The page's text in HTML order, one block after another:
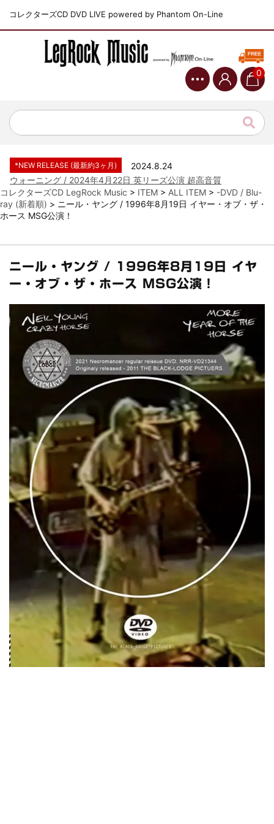
コレクターズCD DVD LIVE powered by Phantom On-Line
0
ジャーニー / 1979年5月8+9日 コロラド州 2公演 SBD 完全収録！
2024.11.9
NGHFB / 2024年7月28日 フジロック’24公演 超高音質AI-SBD！
*NEW RELEASE (最新約3ヶ月) 2024.8.24
IEM+Aud！
*NEW RELEASE (最新約3ヶ月)
2024.6.24
ビリー・ジョエル / 2024年3月24日 100Aniv. 米M.S.G公演 完全
収録！
*NEW RELEASE (最新約3ヶ月)
全収録！
*NEW RELEASE (最新約3ヶ月)
2024.6.24
スコーピオンズ / 2024年6月15日 リスボン公演 FHD 完全収録！
*NEW RELEASE (最新約3ヶ月)
マネスキン / 2024年6月9日 ドイツ ROCK AM RING 公演 FHD 完
全収録！
*NEW RELEASE (最新約3ヶ月)
リアム・ギャラガー / 2024年6月1日 英国シェフィールド公演 完
全収録！
*NEW RELEASE (最新約3ヶ月)
2024.6.9
メガデス / 2023年8月4日 ドイツ W.O.A. 公演 FHD 完全収録！
*NEW RELEASE (最新約3ヶ月)
2024.6.9
ユーライア・ヒープ / 2023年8月3日 ドイツ W.O.A. 公演 FHD 完
全収録！
*NEW RELEASE (最新約3ヶ月)
2024.6.9
ジャーニー / 1979年5月8+9日 コロラド州 2公演 SBD 完全収録！
*NEW RELEASE (最新約3ヶ月)
2024.11.9
NGHFB / 2024年7月28日 フジロック’24公演 超高音質AI-SBD！
*NEW RELEASE (最新約3ヶ月)
2024.8.24
ウォーニング / 2024年4月22日 英リーズ公演 超高音質
IEM+Aud！
*NEW RELEASE (最新約3ヶ月)
2024.6.24
ビリー・ジョエル / 2024年3月24日 100Aniv. 米M.S.G公演 完全
*NEW RELEASE (最新約3ヶ月)
2024.6.24
リアム・ギャラガー / 2024年6月3日 カーディフ公演 IEM/AUD 完
全収録！
*NEW RELEASE (最新約3ヶ月)
2024.6.24
スコーピオンズ / 2024年6月15日 リスボン公演 FHD 完全収録！
*NEW RELEASE (最新約3ヶ月)
2024.6.20
コレクターズCD LegRock Music > ITEM > ALL ITEM > -DVD / Blu-
ray (新着順) > ニール・ヤング / 1996年8月19日 イヤー・オブ・ザ・
ホース MSG公演！
ニール・ヤング / 1996年8月19日 イヤ
ー・オブ・ザ・ホース MSG公演！